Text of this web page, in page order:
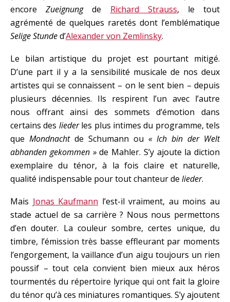
encoreZueignungde Richard Strauss, le tout
agrémenté de quelques raretés dont l’emblématique
Selige Stunded’Alexander von Zemlinsky.
Le bilan artistique du projet est pourtant mitigé.
D’une part il y a la sensibilité musicale de nos deux
artistes qui se connaissent – on le sent bien – depuis
plusieurs décennies. Ils respirent l’un avec l’autre
nous offrant ainsi des sommets d’émotion dans
certains des liederles plus intimes du programme, tels
que Mondnachtde Schumann ou « Ich bin der Welt
abhanden gekommen »de Mahler. S’y ajoute la diction
exemplaire du ténor, à la fois claire et naturelle,
qualité indispensable pour tout chanteur de lieder.
Mais Jonas Kaufmann l’est-il vraiment, au moins au
stade actuel de sa carrière ? Nous nous permettons
d’en douter. La couleur sombre, certes unique, du
timbre, l’émission très basse effleurant par moments
l’engorgement, la vaillance d’un aigu toujours un rien
poussif – tout cela convient bien mieux aux héros
tourmentés du répertoire lyrique qui ont fait la gloire
du ténor qu’à ces miniatures romantiques. S’y ajoutent